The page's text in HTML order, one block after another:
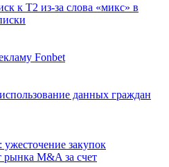
к Т2 из-за слова «микс» в
Fonbet
данных граждан
ужесточение закупок
рынка M&A за счет